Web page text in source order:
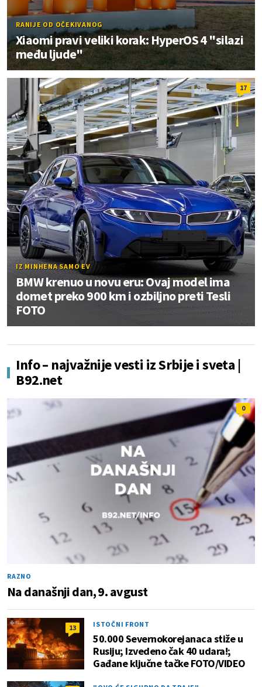
RANIJE OD OČEKIVANOG
Xiaomi pravi veliki korak: HyperOS 4 "silazi
među ljude"
17
IZ MINHENA SAMO EV
BMW krenuo u novu eru: Ovaj model ima
domet preko 900 km i ozbiljno preti Tesli
FOTO
Info – najvažnije vesti iz Srbije i sveta |
B92.net
0
RAZNO
Na današnji dan, 9. avgust
13 ISTOČNI FRONT
50.000 Severnokorejanaca stiže u
Rusiju; Izvedeno čak 40 udara!;
Gađane ključne tačke FOTO/VIDEO